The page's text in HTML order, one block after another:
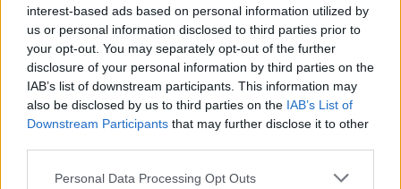
interest-based ads based on personal information utilized by
us or personal information disclosed to third parties prior to
your opt-out. You may separately opt-out of the further
disclosure of your personal information by third parties on the
IAB’s list of downstream participants. This information may
also be disclosed by us to third parties on the IAB’s List of
Downstream Participants that may further disclose it to other
Personal Data Processing Opt Outs
Mor l’exregidor tortosí i
exdirector dels serveis
Una holandesa i una
tortosina s’emporten els